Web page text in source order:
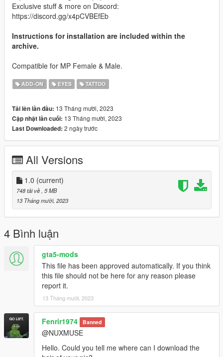
Exclusive stuff & more on Discord:
https://discord.gg/x4pCVBEfEb
Instructions for installation are included within the
archive.
Compatible for MP Female & Male.
ADD-ON EYES TATTOO
Tải lên lần đầu: 13 Tháng mười, 2023
Cập nhật lần cuối: 13 Tháng mười, 2023
Last Downloaded: 2 ngày trước
All Versions
1.0 (current)
748 tải về , 5 MB
13 Tháng mười, 2023
4 Bình luận
gta5-mods
This file has been approved automatically. If you think
this file should not be here for any reason please
report it.
13 Tháng mười, 2023
Fenrir1974 Banned
@NUXMUSE
Hello. Could you tell me where can I download the